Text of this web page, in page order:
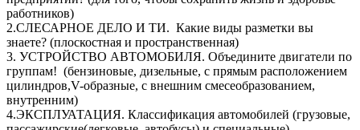
работников)
2.СЛЕСАРНОЕ ДЕЛО И ТИ. Какие виды разметки вы
знаете? (плоскостная и пространственная)
3. УСТРОЙСТВО АВТОМОБИЛЯ. Объедините двигатели по
группам! (бензиновые, дизельные, с прямым расположением
цилиндров,V-образные, с внешним смесеобразованием,
внутренним)
4.ЭКСПЛУАТАЦИЯ. Классификация автомобилей (грузовые,